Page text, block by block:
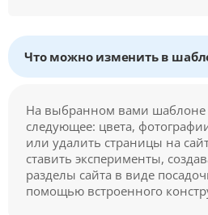
Что можно изменить в
На выбранном вами
следующее: цвета,
или удалить страницы на
ставить эксперименты,
разделы сайта в виде
помощью встроенного